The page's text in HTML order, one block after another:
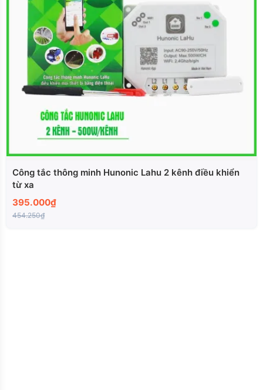
Công tắc thông minh Hunonic Lahu 2 kênh điều khiển
từ xa
395.000₫
454.250₫